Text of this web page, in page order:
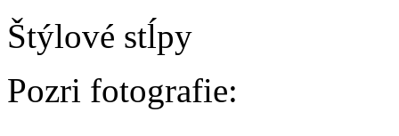
Štýlové stĺpy
Pozri fotografie: